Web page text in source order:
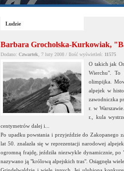
Ludzie
Barbara Grocholska-Kurkowiak,
Dodano: Czwartek , 7 luty 2008 / Ilość wyświetleń: 11575
O takich jak
Wierchu". To
olimpijka.
alpejek w
zawodniczka
r. w
r., kula
centymetrów dalej i...
Po upadku powstania i przyjeździe do Zakopanego
lat 50. znalazła się w reprezentacji narodowej
ogromną frajdę, jeździła niezwykle dynamicznie,
nazywano ją "królową alpejskich tras". Osiągnęła